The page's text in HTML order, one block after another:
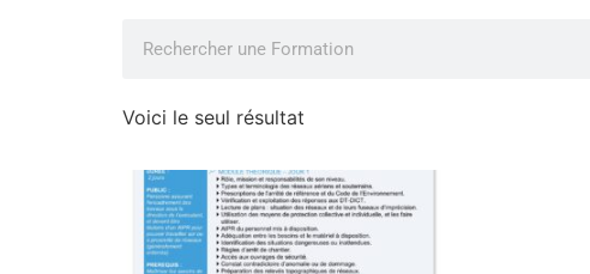
Voici le seul résultat